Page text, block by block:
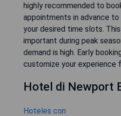
highly recommended to
appointments in advance to
your desired time slots.
important during peak
demand is high. Early
customize your experience
Hotel di Newport
Hoteles con